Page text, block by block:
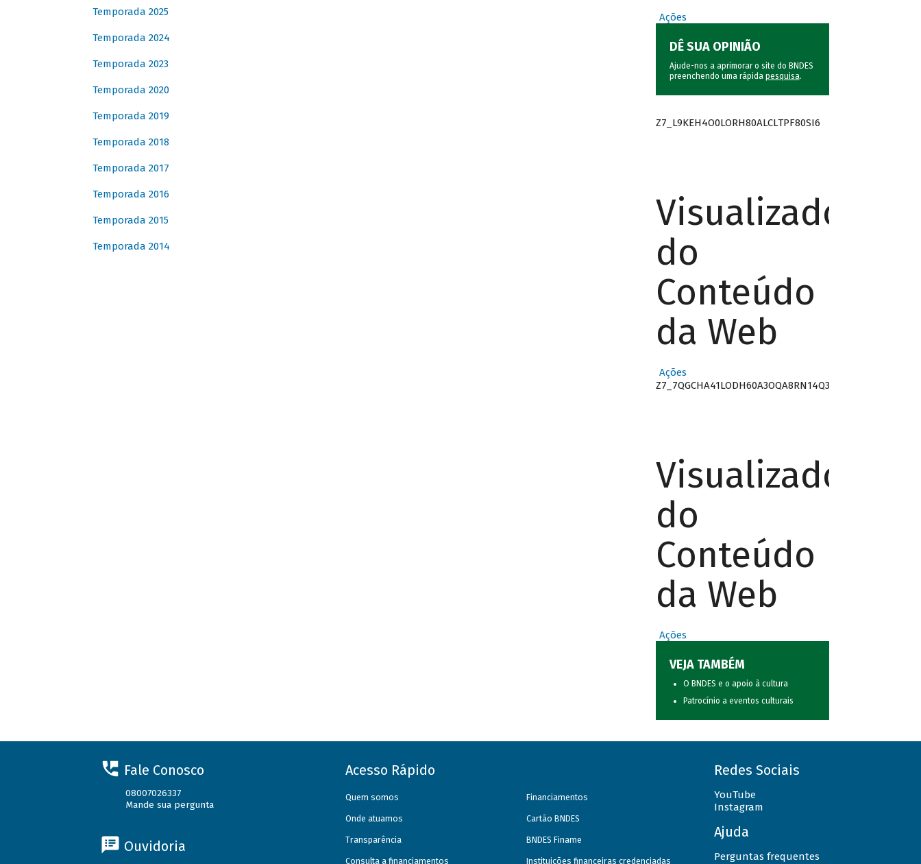
Temporada 2025
Temporada 2024
Temporada 2023
Temporada 2020
Temporada 2019
Temporada 2018
Temporada 2017
Temporada 2016
Temporada 2015
Temporada 2014
Ações
DÊ SUA OPINIÃO
Ajude-nos a aprimorar o site do BNDES
preenchendo uma rápida pesquisa.
Z7_L9KEH4O0LORH80ALCLTPF80SI6
Visualizador
do
Conteúdo
da Web
Ações
Z7_7QGCHA41LODH60A3OQA8RN14Q3
Visualizador
do
Conteúdo
da Web
Ações
VEJA TAMBÉM
O BNDES e o apoio à cultura
Patrocínio a eventos culturais
Fale Conosco
08007026337
Mande sua pergunta
Ouvidoria
Acesso Rápido
Quem somos
Onde atuamos
Transparência
Consulta a financiamentos
Financiamentos
Cartão BNDES
BNDES Finame
Instituições financeiras credenciadas
Redes Sociais
YouTube
Instagram
Ajuda
Perguntas frequentes